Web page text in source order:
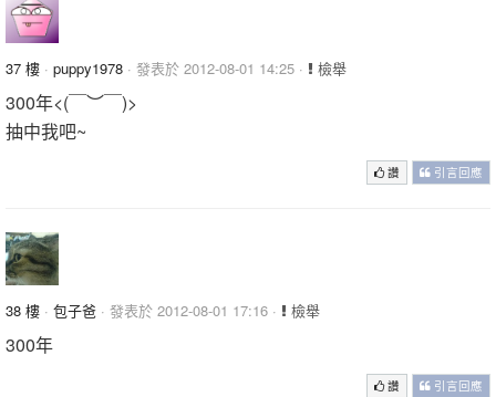
37 樓 · puppy1978 · 發表於 2012-08-01 14:25 · 檢舉
300年<(￣︶￣)>
抽中我吧~
讚 引言回應
38 樓 · 包子爸 · 發表於 2012-08-01 17:16 · 檢舉
300年
讚 引言回應